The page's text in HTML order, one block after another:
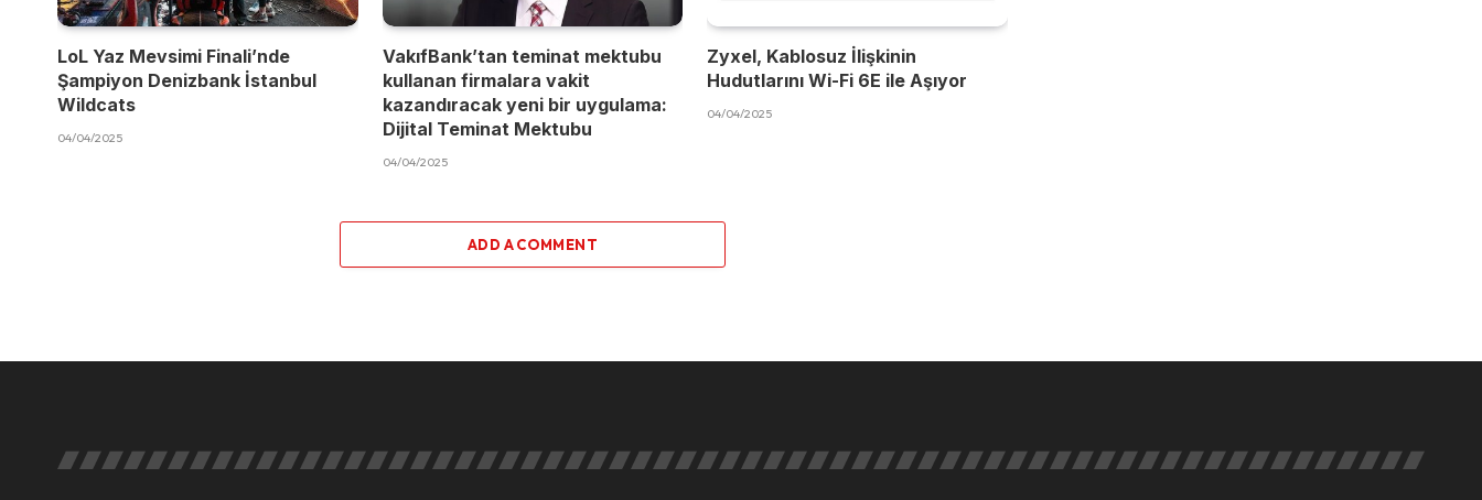
LoL Yaz Mevsimi Finali’nde
Şampiyon Denizbank İstanbul
Wildcats
04/04/2025
VakıfBank’tan teminat mektubu
kullanan firmalara vakit
kazandıracak yeni bir uygulama:
Dijital Teminat Mektubu
04/04/2025
Zyxel, Kablosuz İlişkinin
Hudutlarını Wi-Fi 6E ile Aşıyor
04/04/2025
ADD A COMMENT